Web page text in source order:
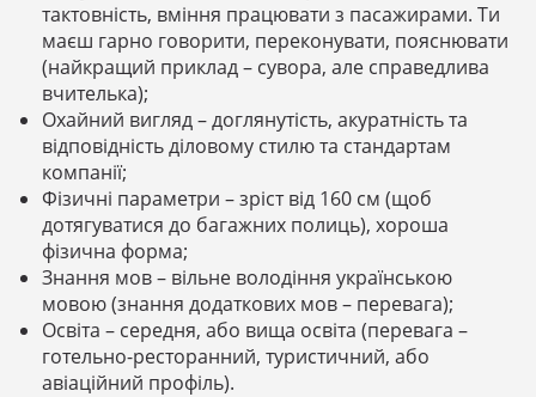
тактовність, вміння працювати з пасажирами. Ти
маєш гарно говорити, переконувати, пояснювати
(найкращий приклад – сувора, але справедлива
вчителька);
Охайний вигляд – доглянутість, акуратність та
відповідність діловому стилю та стандартам
компанії;
Фізичні параметри – зріст від 160 см (щоб
дотягуватися до багажних полиць), хороша
фізична форма;
Знання мов – вільне володіння українською
мовою (знання додаткових мов – перевага);
Освіта – середня, або вища освіта (перевага –
готельно-ресторанний, туристичний, або
авіаційний профіль).